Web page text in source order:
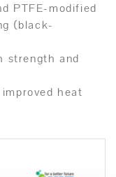
PTFE-modified
(black-
strength and
heat